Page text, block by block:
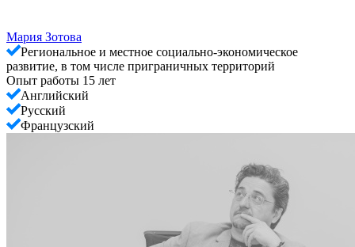
Мария Зотова
Региональное и местное социально-экономическое
развитие, в том числе приграничных территорий
Опыт работы 15 лет
Английский
Русский
Французский